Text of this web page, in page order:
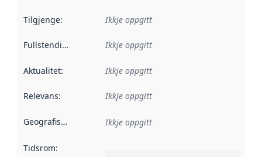
Tilgjenge: Ikkje oppgitt
Fullstendigheit Ikkje oppgitt
Aktualitet: Ikkje oppgitt
Relevans: Ikkje oppgitt
Geografisk område Ikkje oppgitt
Tidsrom: